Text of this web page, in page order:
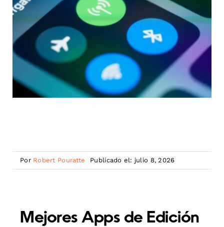
Por Robert Pouratte Publicado el: julio 8, 2026
Mejores Apps de Edición